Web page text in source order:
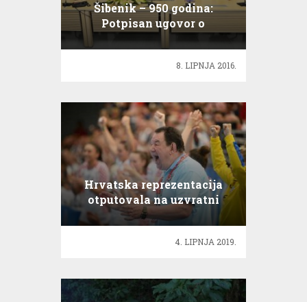
Šibenik – 950 godina:
Potpisan ugovor o
snimanju filma
8. LIPNJA 2016.
Hrvatska reprezentacija
otputovala na uzvratni
susret s Njemačkom
4. LIPNJA 2019.